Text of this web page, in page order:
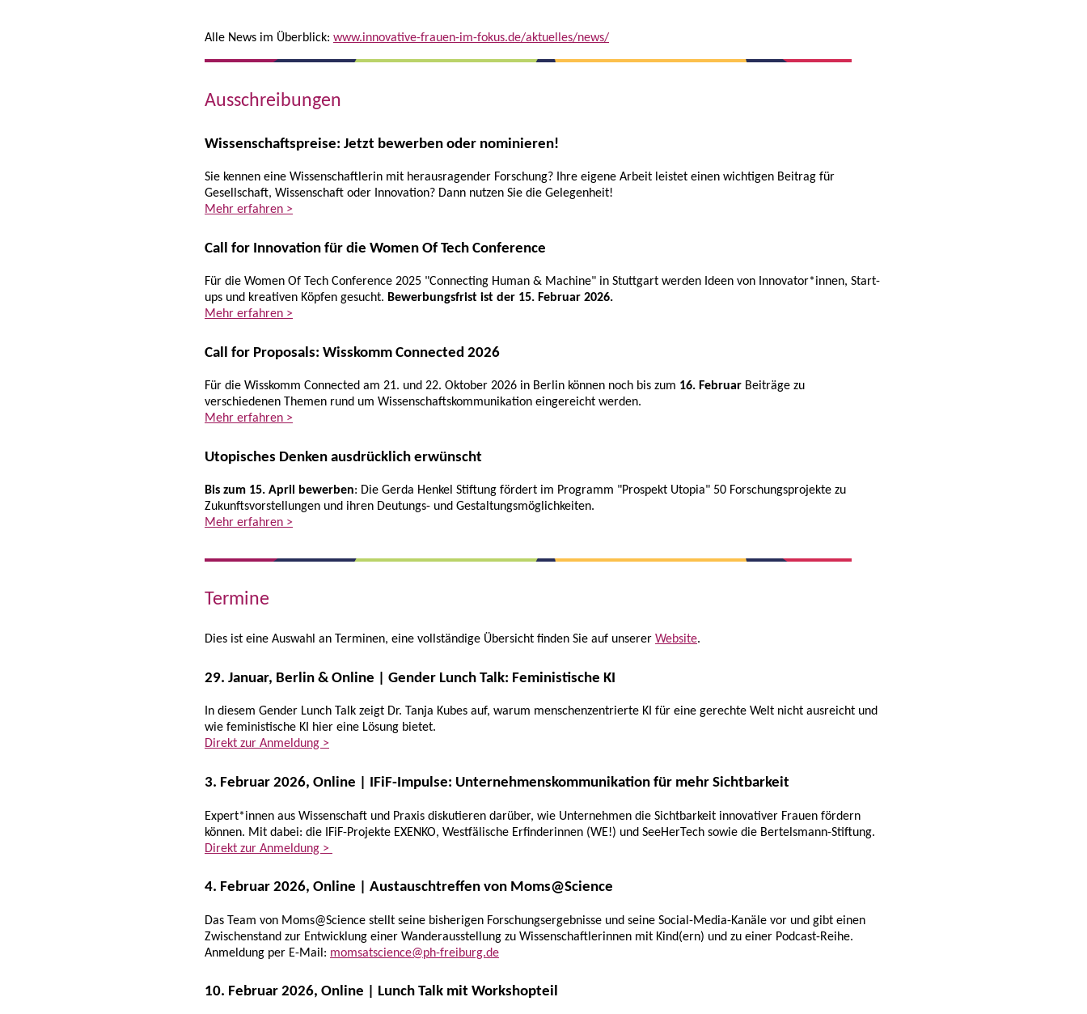
Alle News im Überblick: www.innovative-frauen-im-fokus.de/aktuelles/news/
Ausschreibungen
Wissenschaftspreise: Jetzt bewerben oder nominieren!
Sie kennen eine Wissenschaftlerin mit herausragender Forschung? Ihre eigene Arbeit leistet einen wichtigen Beitrag für
Gesellschaft, Wissenschaft oder Innovation? Dann nutzen Sie die Gelegenheit!
Mehr erfahren >
Call for Innovation für die Women Of Tech Conference
Für die Women Of Tech Conference 2025 "Connecting Human & Machine" in Stuttgart werden Ideen von Innovator*innen, Start-
ups und kreativen Köpfen gesucht. Bewerbungsfrist ist der 15. Februar 2026.
Mehr erfahren >
Call for Proposals: Wisskomm Connected 2026
Für die Wisskomm Connected am 21. und 22. Oktober 2026 in Berlin können noch bis zum 16. Februar Beiträge zu
verschiedenen Themen rund um Wissenschaftskommunikation eingereicht werden.
Mehr erfahren >
Utopisches Denken ausdrücklich erwünscht
Bis zum 15. April bewerben: Die Gerda Henkel Stiftung fördert im Programm "Prospekt Utopia" 50 Forschungsprojekte zu
Zukunftsvorstellungen und ihren Deutungs- und Gestaltungsmöglichkeiten.
Mehr erfahren >
Termine
Dies ist eine Auswahl an Terminen, eine vollständige Übersicht finden Sie auf unserer Website.
29. Januar, Berlin & Online | Gender Lunch Talk: Feministische KI
In diesem Gender Lunch Talk zeigt Dr. Tanja Kubes auf, warum menschenzentrierte KI für eine gerechte Welt nicht ausreicht und
wie feministische KI hier eine Lösung bietet.
Direkt zur Anmeldung >
3. Februar 2026, Online | IFiF-Impulse: Unternehmenskommunikation für mehr Sichtbarkeit
Expert*innen aus Wissenschaft und Praxis diskutieren darüber, wie Unternehmen die Sichtbarkeit innovativer Frauen fördern
können. Mit dabei: die IFiF-Projekte EXENKO, Westfälische Erfinderinnen (WE!) und SeeHerTech sowie die Bertelsmann-Stiftung.
Direkt zur Anmeldung >
4. Februar 2026, Online | Austauschtreffen von Moms@Science
Das Team von Moms@Science stellt seine bisherigen Forschungsergebnisse und seine Social-Media-Kanäle vor und gibt einen
Zwischenstand zur Entwicklung einer Wanderausstellung zu Wissenschaftlerinnen mit Kind(ern) und zu einer Podcast-Reihe.
Anmeldung per E-Mail: momsatscience@ph-freiburg.de
10. Februar 2026, Online | Lunch Talk mit Workshopteil